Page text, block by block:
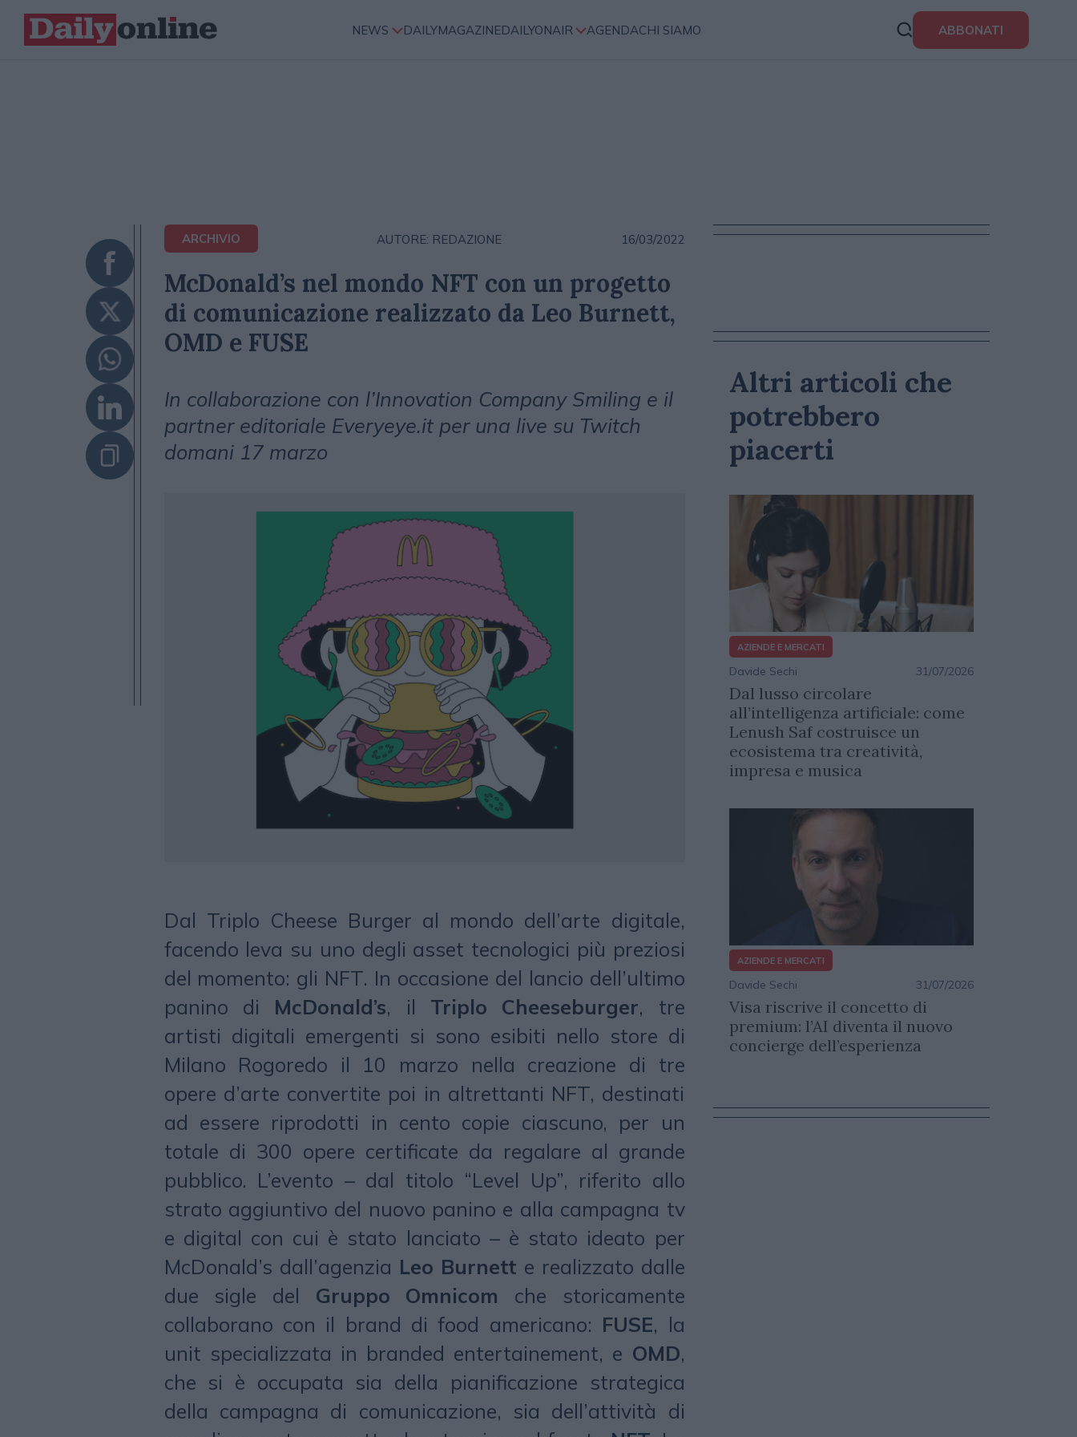
NEWS DAILYMAGAZINEDAILYONAIR AGENDACHI SIAMO ABBONATI
ARCHIVIO AUTORE: REDAZIONE 16/03/2022
McDonald’s nel mondo NFT con un progetto
di comunicazione realizzato da Leo Burnett,
OMD e FUSE
In collaborazione con l’Innovation Company Smiling e il
partner editoriale Everyeye.it per una live su Twitch
domani 17 marzo
Dal Triplo Cheese Burger al mondo dell’arte digitale,
facendo leva su uno degli asset tecnologici più preziosi
del momento: gli NFT. In occasione del lancio dell’ultimo
panino di McDonald’s, il Triplo Cheeseburger, tre
artisti digitali emergenti si sono esibiti nello store di
Milano Rogoredo il 10 marzo nella creazione di tre
opere d’arte convertite poi in altrettanti NFT, destinati
ad essere riprodotti in cento copie ciascuno, per un
totale di 300 opere certificate da regalare al grande
pubblico. L’evento – dal titolo “Level Up”, riferito allo
strato aggiuntivo del nuovo panino e alla campagna tv
e digital con cui è stato lanciato – è stato ideato per
McDonald’s dall’agenzia Leo Burnett e realizzato dalle
due sigle del Gruppo Omnicom che storicamente
collaborano con il brand di food americano: FUSE, la
unit specializzata in branded entertainement, e OMD,
che si è occupata sia della pianificazione strategica
della campagna di comunicazione, sia dell’attività di
Altri articoli che
potrebbero
piacerti
AZIENDE E MERCATI
Davide Sechi 31/07/2026
Dal lusso circolare
all’intelligenza artificiale: come
Lenush Saf costruisce un
ecosistema tra creatività,
impresa e musica
AZIENDE E MERCATI
Davide Sechi 31/07/2026
Visa riscrive il concetto di
premium: l’AI diventa il nuovo
concierge dell’esperienza